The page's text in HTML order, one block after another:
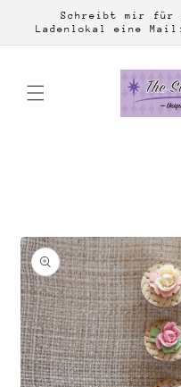
Inhalt
Schreibt mir für
Ladenlokal eine